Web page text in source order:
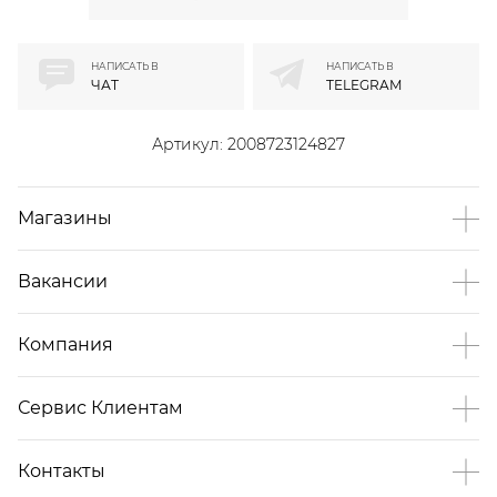
Артикул: 2008723124827
НАПИСАТЬ В
ЧАТ
НАПИСАТЬ В
TELEGRAM
Магазины
Вакансии
Компания
Сервис Клиентам
Контакты